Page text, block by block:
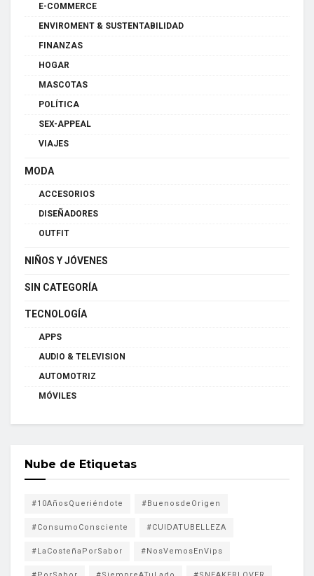
E-COMMERCE
ENVIROMENT & SUSTENTABILIDAD
FINANZAS
HOGAR
MASCOTAS
POLÍTICA
SEX-APPEAL
VIAJES
MODA
ACCESORIOS
DISEÑADORES
OUTFIT
NIÑOS Y JÓVENES
SIN CATEGORÍA
TECNOLOGÍA
APPS
AUDIO & TELEVISION
AUTOMOTRIZ
MÓVILES
Nube de Etiquetas
#10AñosQueriéndote #BuenosdeOrigen
#ConsumoConsciente #CUIDATUBELLEZA
#LaCosteñaPorSabor #NosVemosEnVips